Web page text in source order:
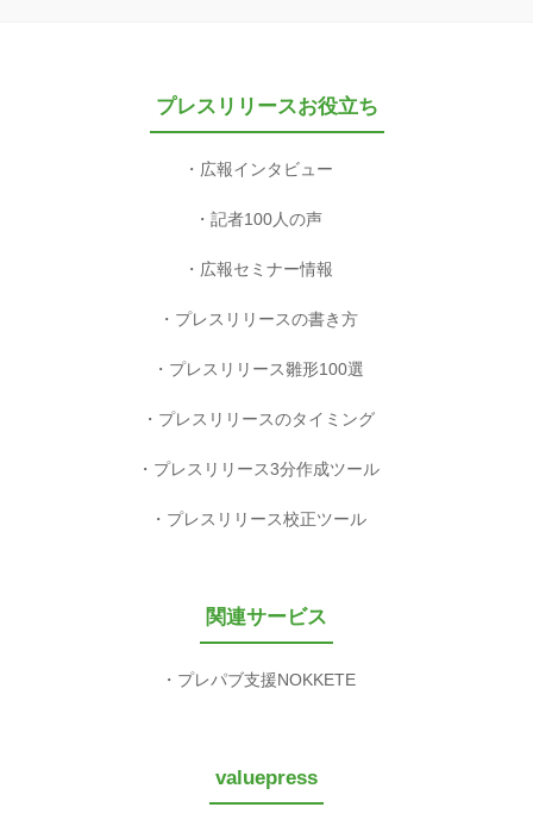
プレスリリースお役立ち
広報インタビュー
記者100人の声
広報セミナー情報
プレスリリースの書き方
プレスリリース雛形100選
プレスリリースのタイミング
プレスリリース3分作成ツール
プレスリリース校正ツール
関連サービス
プレパブ支援NOKKETE
valuepress